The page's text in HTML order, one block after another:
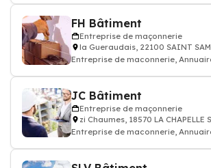
FH Bâtiment
Entreprise de maçonnerie
la Gueraudais, 22100 SAINT
Entreprise de maconnerie,
JC Bâtiment
Entreprise de maçonnerie
zi Chaumes, 18570 LA CHAPELLE
Entreprise de maconnerie,